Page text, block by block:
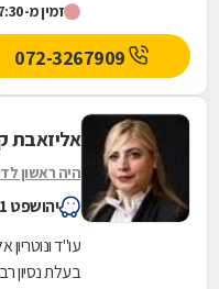
בתביעות...
זמין מ-7:30
אליזאבת
היה ראשון
יהושפט 21, עכו
עו"ד
בעלת נסיון